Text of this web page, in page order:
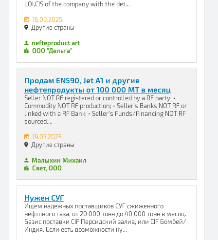
LOI,CIS of the company with the det...
16.09.2025
Другие страны
nefteproduct art
ООО "Дельта"
Продам EN590, Jet A1 и другие
нефтепродукты от 100 000 МТ в месяц
Seller NOT RF registered or controlled by a RF party; •
Commodity NOT RF production; • Seller’s Banks NOT RF or
linked with a RF Bank; • Seller’s Funds/Financing NOT RF
sourced....
19.07.2025
Другие страны
Малыхин Михаил
Свет, ООО
Нужен СУГ
Ищем надежных поставщиков СУГ сжиженного
нефтяного газа, от 20 000 тонн до 40 000 тонн в месяц.
Базис поставки CIF Персидский залив, или CIF Бомбей/
Индия. Если есть возможности ну...